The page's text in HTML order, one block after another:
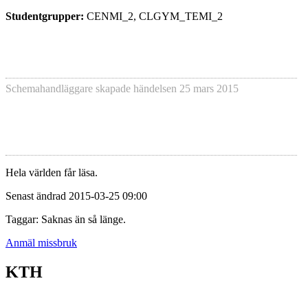
Studentgrupper: CENMI_2, CLGYM_TEMI_2
Schemahandläggare skapade händelsen 25 mars 2015
Hela världen får läsa.
Senast ändrad 2015-03-25 09:00
Taggar: Saknas än så länge.
Anmäl missbruk
KTH